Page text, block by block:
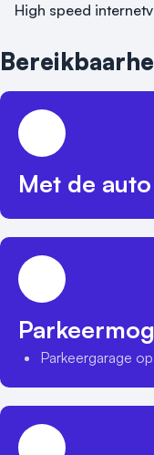
High speed
Met de auto
Parkeergarage